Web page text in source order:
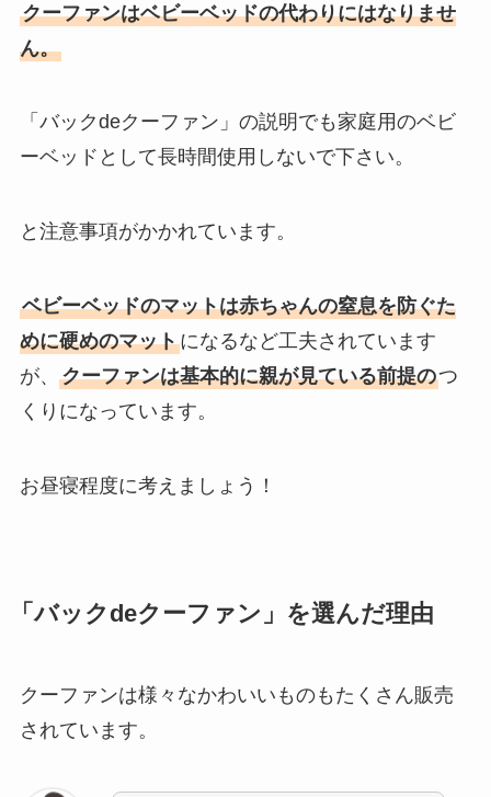
クーファンはベビーベッドの代わりにはなりませ
ん。
「バックdeクーファン」の説明でも家庭用のベビ
ーベッドとして長時間使用しないで下さい。
と注意事項がかかれています。
ベビーベッドのマットは赤ちゃんの窒息を防ぐた
めに硬めのマットになるなど工夫されています
が、 クーファンは基本的に親が見ている前提のつ
くりになっています。
お昼寝程度に考えましょう！
「バックdeクーファン」を選んだ理由
クーファンは様々なかわいいものもたくさん販売
されています。